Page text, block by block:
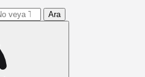
Ara